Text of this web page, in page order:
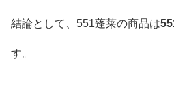
結論として、551蓬莱の商品は
す。